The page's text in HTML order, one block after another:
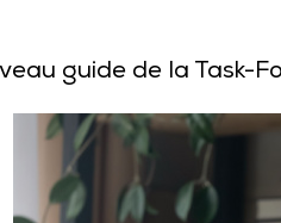
guide de la Task-